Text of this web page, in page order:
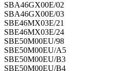
SBA46GX00E/02
SBA46GX00E/03
SBE46MX03E/21
SBE46MX03E/24
SBE50M00EU/98
SBE50M00EU/A5
SBE50M00EU/B3
SBE50M00EU/B4